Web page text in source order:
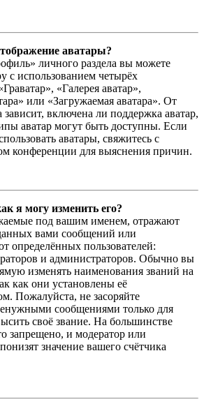
аватары?
личного раздела вы можете
с использованием четырёх
«Галерея аватар»,
или «Загружаемая аватара». От
зависит, включена ли поддержка аватар,
аватар могут быть доступны. Если
аватары, свяжитесь с
конференции для выяснения причин.
я могу изменить его?
под вашим именем, отражают
вами сообщений или
определённых пользователей:
и администраторов. Обычно вы
изменять наименования званий на
как они установлены её
Пожалуйста, не засоряйте
сообщениями только для
своё звание. На большинстве
запрещено, и модератор или
значение вашего счётчика